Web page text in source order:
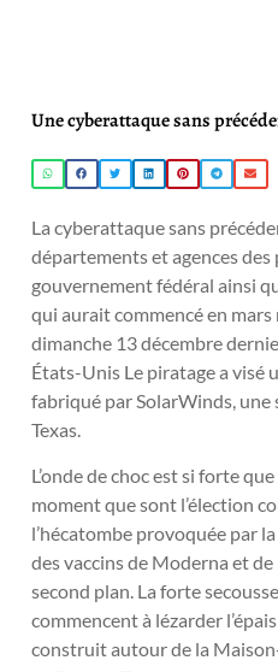
Une cyberattaque sans
La cyberattaque sans
départements et agences
gouvernement fédéral ainsi
qui aurait commencé en
dimanche 13 décembre
États-Unis Le piratage a visé
fabriqué par SolarWinds, une
Texas.
L’onde de choc est si forte
moment que sont l’élection
l’hécatombe provoquée par
des vaccins de Moderna et
second plan. La forte
commencent à lézarder
construit autour de la